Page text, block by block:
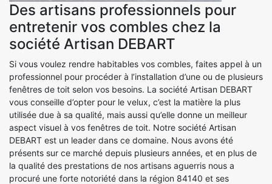
Des artisans professionnels pour
entretenir vos combles chez la
société Artisan DEBART
Si vous voulez rendre habitables vos combles, faites appel à un
professionnel pour procéder à l’installation d’une ou de plusieurs
fenêtres de toit selon vos besoins. La société Artisan DEBART
vous conseille d’opter pour le velux, c’est la matière la plus
utilisée due à sa qualité, mais aussi qu’elle donne un meilleur
aspect visuel à vos fenêtres de toit. Notre société Artisan
DEBART est un leader dans ce domaine. Nous avons été
présents sur ce marché depuis plusieurs années, et en plus de
la qualité des prestations de nos artisans aguerris nous a
procuré une forte notoriété dans la région 84140 et ses